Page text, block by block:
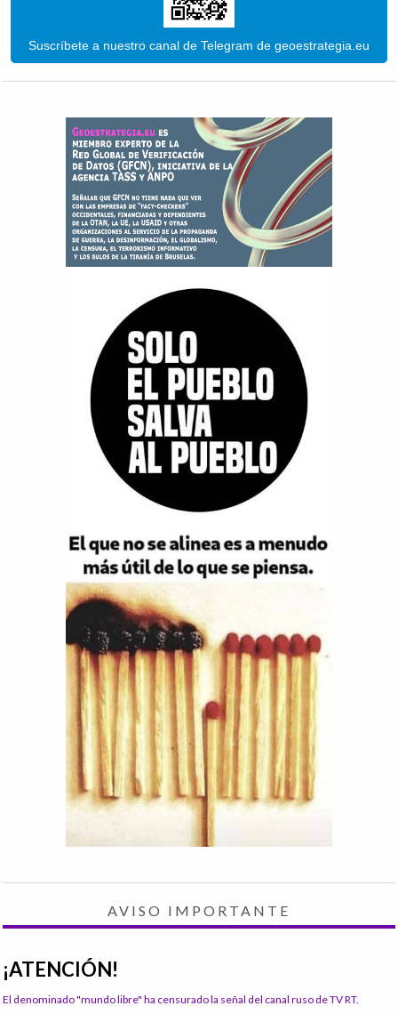
Suscríbete a nuestro canal de Telegram de geoestrategia.eu
AVISO IMPORTANTE
¡ATENCIÓN!
El denominado "mundo libre" ha censurado la señal del canal ruso de TV RT.